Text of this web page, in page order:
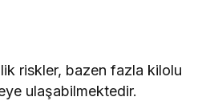
riskler, bazen fazla kilolu
ulaşabilmektedir.